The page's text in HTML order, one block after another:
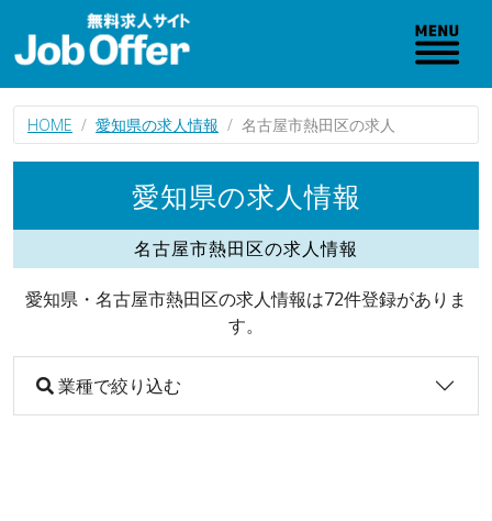
HOME 愛知県の求人情報 名古屋市熱田区の求人
愛知県の求人情報
名古屋市熱田区の求人情報
愛知県・名古屋市熱田区の求人情報は72件登録がありま
す。
業種で絞り込む